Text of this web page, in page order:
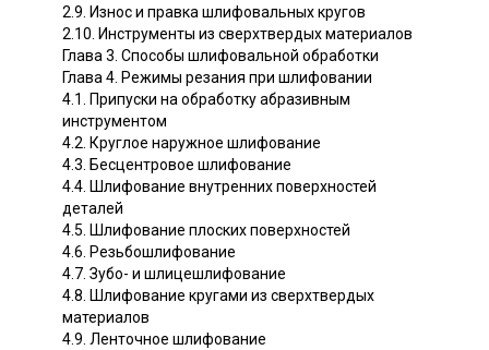
2.9. Износ и правка шлифовальных кругов
2.10. Инструменты из сверхтвердых материалов
Глава 3. Способы шлифовальной обработки
Глава 4. Режимы резания при шлифовании
4.1. Припуски на обработку абразивным
инструментом
4.2. Круглое наружное шлифование
4.3. Бесцентровое шлифование
4.4. Шлифование внутренних поверхностей
деталей
4.5. Шлифование плоских поверхностей
4.6. Резьбошлифование
4.7. Зубо- и шлицешлифование
4.8. Шлифование кругами из сверхтвердых
материалов
4.9. Ленточное шлифование